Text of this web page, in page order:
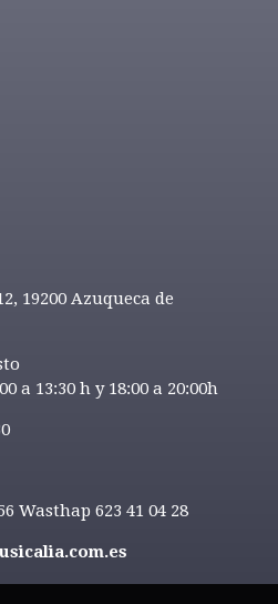
19200 Azuqueca de
a 13:30 h y 18:00 a 20:00h
Wasthap 623 41 04 28